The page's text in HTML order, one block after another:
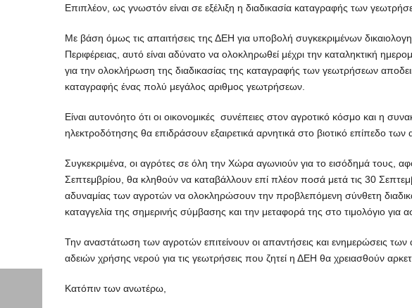
Επιπλέον, ως γνωστόν είναι σε εξέλιξη η διαδικασία καταγραφής των
Με βάση όμως τις απαιτήσεις της ΔΕΗ για υποβολή συγκεκριμένων
Περιφέρειας, αυτό είναι αδύνατο να ολοκληρωθεί μέχρι την καταληκτική
για την ολοκλήρωση της διαδικασίας της καταγραφής των γεωτρήσεων
καταγραφής ένας πολύ μεγάλος αριθμος γεωτρήσεων.
Είναι αυτονόητο ότι οι οικονομικές συνέπειες στον αγροτικό κόσμο και η
ηλεκτροδότησης θα επιδράσουν εξαιρετικά αρνητικά στο βιοτικό επίπεδο των
Συγκεκριμένα, οι αγρότες σε όλη την Χώρα αγωνιούν για το εισόδημά
Σεπτεμβρίου, θα κληθούν να καταβάλλουν επί πλέον ποσά μετά τις 30
αδυναμίας των αγροτών να ολοκληρώσουν την προβλεπόμενη σύνθετη
καταγγελία της σημερινής σύμβασης και την μεταφορά της στο τιμολόγιο
Την αναστάτωση των αγροτών επιτείνουν οι απαντήσεις και ενημερώσεις
αδειών χρήσης νερού για τις γεωτρήσεις που ζητεί η ΔΕΗ θα χρειασθούν
Κατόπιν των ανωτέρω,